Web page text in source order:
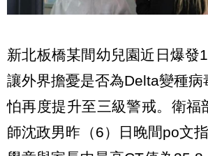
新北板橋某間幼兒園近日爆發
讓外界擔憂是否為Delta變種病
怕再度提升至三級警戒。衛福
師沈政男昨（6）日晚間po文